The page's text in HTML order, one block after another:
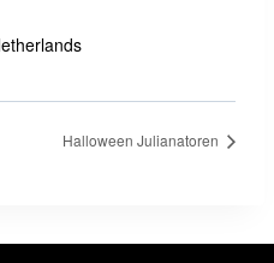
Halloween Julianatoren